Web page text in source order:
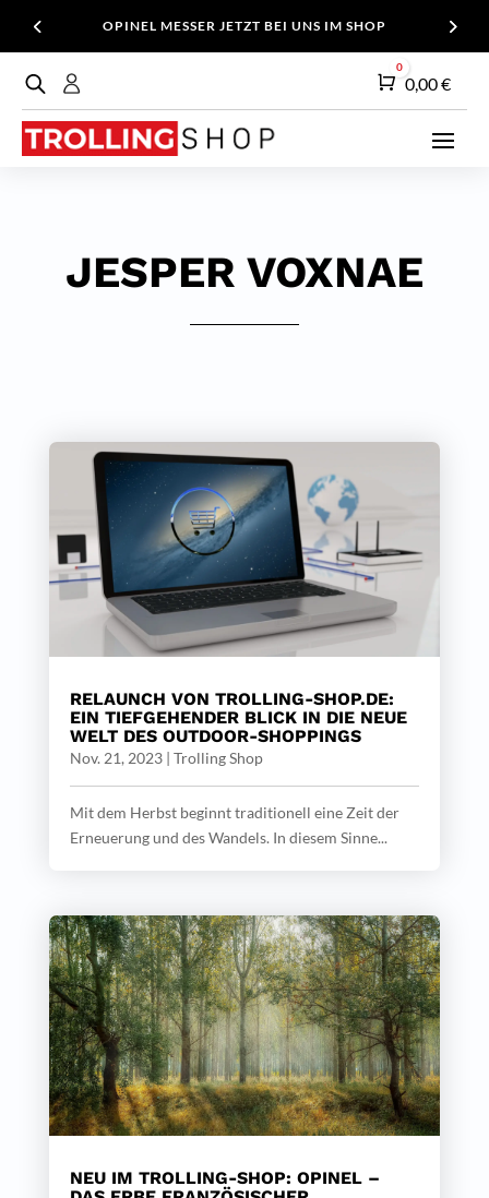
OPINEL MESSER JETZT BEI UNS IM SHOP
Warenkorb
0
0,00€
JESPER VOXNAE
RELAUNCH VON TROLLING-SHOP.DE:
EIN TIEFGEHENDER BLICK IN DIE NEUE
WELT DES OUTDOOR-SHOPPINGS
Nov. 21, 2023| Trolling Shop
Mit dem Herbst beginnt traditionell eine Zeit der
Erneuerung und des Wandels. In diesem Sinne...
NEU IM TROLLING-SHOP: OPINEL –